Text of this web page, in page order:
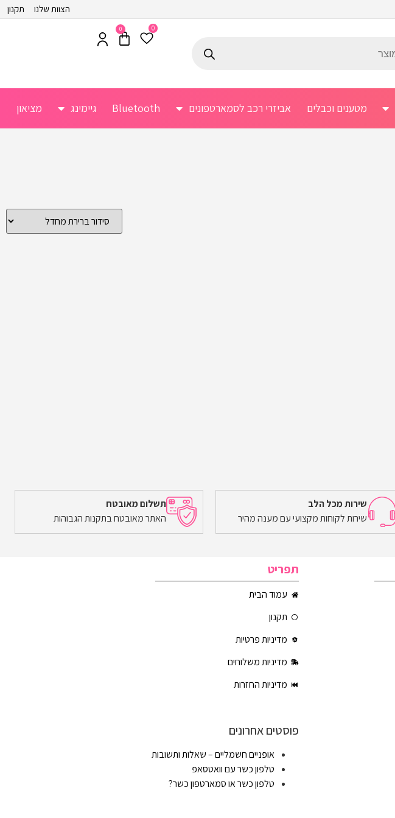
הצוות שלנו תקנון
0
0
מטענים וכבלים אביזרי רכב לסמארטפונים Bluetooth גיימינג מציאון
שירות מכל הלב
שירות לקוחות מקצועי עם מענה מהיר
תשלום מאובטח
האתר מאובטח בתקנות הגבוהות
תפריט
עמוד הבית
תקנון
מדיניות פרטיות
מדיניות משלוחים
מדיניות החזרות
פוסטים אחרונים
אופניים חשמליים – שאלות ותשובות
טלפון כשר עם וואטסאפ
טלפון כשר או סמארטפון כשר?